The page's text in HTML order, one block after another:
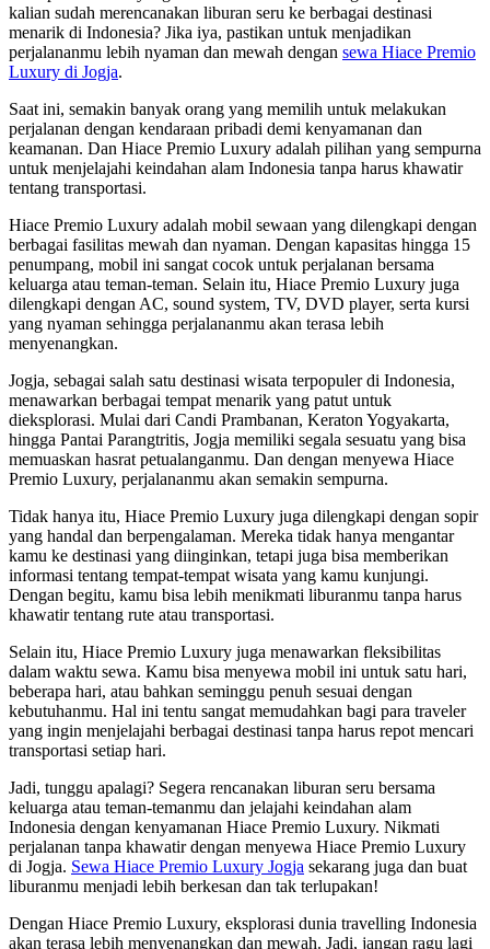
kalian sudah merencanakan liburan seru ke berbagai destinasi
menarik di Indonesia? Jika iya, pastikan untuk menjadikan
perjalananmu lebih nyaman dan mewah dengan sewa Hiace Premio
Luxury di Jogja.
Saat ini, semakin banyak orang yang memilih untuk melakukan
perjalanan dengan kendaraan pribadi demi kenyamanan dan
keamanan. Dan Hiace Premio Luxury adalah pilihan yang sempurna
untuk menjelajahi keindahan alam Indonesia tanpa harus khawatir
tentang transportasi.
Hiace Premio Luxury adalah mobil sewaan yang dilengkapi dengan
berbagai fasilitas mewah dan nyaman. Dengan kapasitas hingga 15
penumpang, mobil ini sangat cocok untuk perjalanan bersama
keluarga atau teman-teman. Selain itu, Hiace Premio Luxury juga
dilengkapi dengan AC, sound system, TV, DVD player, serta kursi
yang nyaman sehingga perjalananmu akan terasa lebih
menyenangkan.
Jogja, sebagai salah satu destinasi wisata terpopuler di Indonesia,
menawarkan berbagai tempat menarik yang patut untuk
dieksplorasi. Mulai dari Candi Prambanan, Keraton Yogyakarta,
hingga Pantai Parangtritis, Jogja memiliki segala sesuatu yang bisa
memuaskan hasrat petualanganmu. Dan dengan menyewa Hiace
Premio Luxury, perjalananmu akan semakin sempurna.
Tidak hanya itu, Hiace Premio Luxury juga dilengkapi dengan sopir
yang handal dan berpengalaman. Mereka tidak hanya mengantar
kamu ke destinasi yang diinginkan, tetapi juga bisa memberikan
informasi tentang tempat-tempat wisata yang kamu kunjungi.
Dengan begitu, kamu bisa lebih menikmati liburanmu tanpa harus
khawatir tentang rute atau transportasi.
Selain itu, Hiace Premio Luxury juga menawarkan fleksibilitas
dalam waktu sewa. Kamu bisa menyewa mobil ini untuk satu hari,
beberapa hari, atau bahkan seminggu penuh sesuai dengan
kebutuhanmu. Hal ini tentu sangat memudahkan bagi para traveler
yang ingin menjelajahi berbagai destinasi tanpa harus repot mencari
transportasi setiap hari.
Jadi, tunggu apalagi? Segera rencanakan liburan seru bersama
keluarga atau teman-temanmu dan jelajahi keindahan alam
Indonesia dengan kenyamanan Hiace Premio Luxury. Nikmati
perjalanan tanpa khawatir dengan menyewa Hiace Premio Luxury
di Jogja. Sewa Hiace Premio Luxury Jogja sekarang juga dan buat
liburanmu menjadi lebih berkesan dan tak terlupakan!
Dengan Hiace Premio Luxury, eksplorasi dunia travelling Indonesia
akan terasa lebih menyenangkan dan mewah. Jadi, jangan ragu lagi